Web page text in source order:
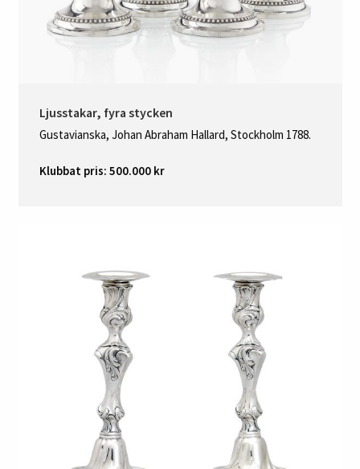
Ljusstakar, fyra stycken
Gustavianska, Johan Abraham Hallard, Stockholm 1788.
Klubbat pris: 500.000 kr